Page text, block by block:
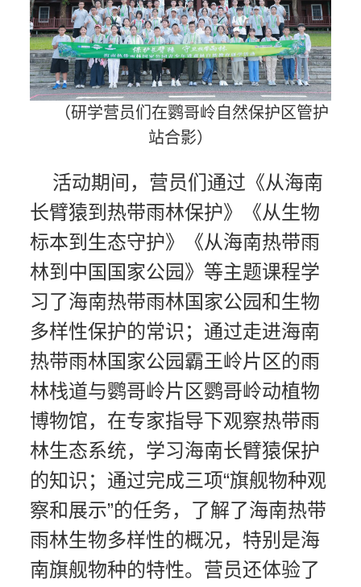
（研学营员们在鹦哥岭自然保护区管护
站合影）
活动期间，营员们通过《从海南
长臂猿到热带雨林保护》《从生物
标本到生态守护》《从海南热带雨
林到中国国家公园》等主题课程学
习了海南热带雨林国家公园和生物
多样性保护的常识；通过走进海南
热带雨林国家公园霸王岭片区的雨
林栈道与鹦哥岭片区鹦哥岭动植物
博物馆，在专家指导下观察热带雨
林生态系统，学习海南长臂猿保护
的知识；通过完成三项“旗舰物种观
察和展示”的任务，了解了海南热带
雨林生物多样性的概况，特别是海
南旗舰物种的特性。营员还体验了